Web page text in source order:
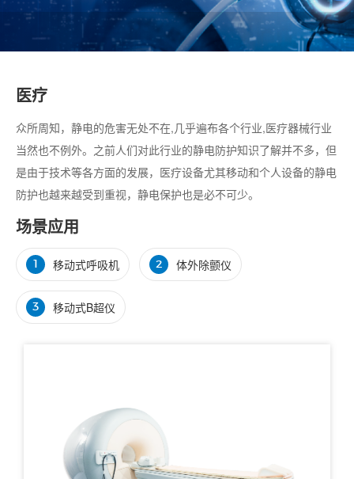
医疗
众所周知，静电的危害无处不在,几乎遍布各个行业,医疗器械行业
当然也不例外。之前人们对此行业的静电防护知识了解并不多，但
是由于技术等各方面的发展，医疗设备尤其移动和个人设备的静电
防护也越来越受到重视，静电保护也是必不可少。
场景应用
1 移动式呼吸机 2 体外除颤仪
3 移动式B超仪